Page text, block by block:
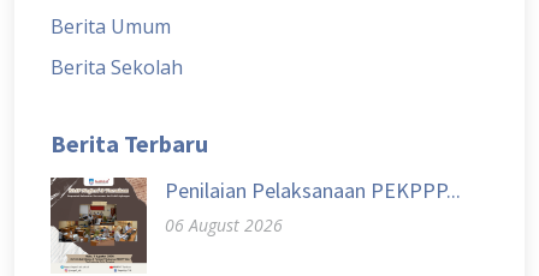
Berita Umum
Berita Sekolah
Berita Terbaru
Penilaian Pelaksanaan PEKPPP...
06 August 2026